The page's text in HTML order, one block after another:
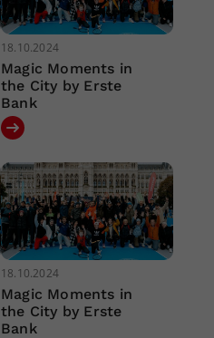
18.10.2024
Magic Moments in
the City by Erste
Bank
18.10.2024
Magic Moments in
the City by Erste
Bank